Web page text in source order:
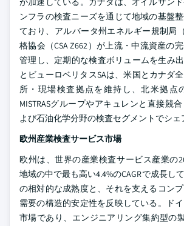
ンフラの検査ニーズを通じて地域の基盤
ており、アルバータ州エネルギー規制局
格協会（CSA Z662）が上流・中流資産の
管理し、定期的な検査ボリュームを生み出
とビューロベリタスSAは、米国とカナダ
所・現場検査拠点を維持し、北米拠点
MISTRASグループやアキュレンと直接競
よび石油化学分野の検査セグメントでシェ
欧州産業検査サービス市場
欧州は、世界の産業検査サービス産業の
地域の中で最も高い4.4%のCAGRで成長し
の相対的な成熟度と、それを支えるコン
需要の構造的安定性を反映している。ド
市場であり、エンジニアリング集約型の